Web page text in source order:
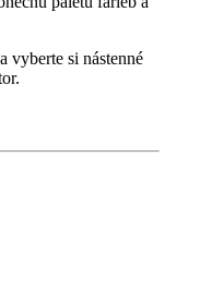
vyberte si nástenné